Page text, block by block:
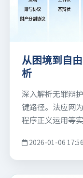
从困境到自
析
深入解析无罪辩
键路径。法应网
程序正义运用等
2026-01-06